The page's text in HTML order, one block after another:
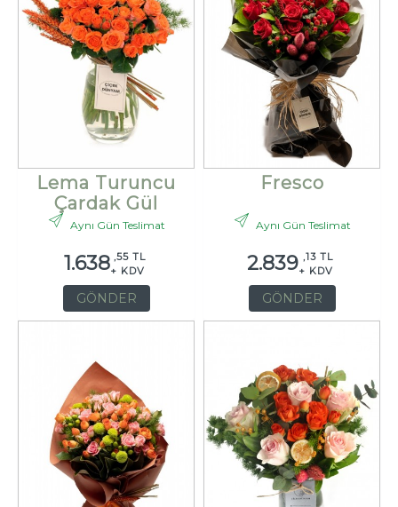
Lema Turuncu
Çardak Gül
Aynı Gün Teslimat
1.638 ,55 TL
+ KDV
GÖNDER
Fresco
Aynı Gün Teslimat
2.839 ,13 TL
+ KDV
GÖNDER